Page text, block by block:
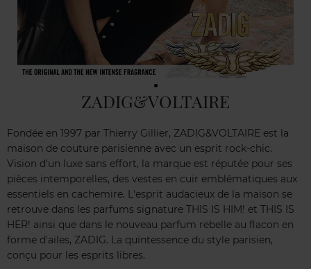
ZADIG&VOLTAIRE
Fondée en 1997 par Thierry Gillier, ZADIG&VOLTAIRE est la
maison de couture parisienne avec un esprit rock-chic.
Vision d'un luxe sans effort, la marque est réputée pour ses
pièces intemporelles, des vestes en cuir emblématiques aux
essentiels en cachemire. L'esprit audacieux de la maison se
retrouve dans les parfums signature THIS IS HIM! et THIS IS
HER! ainsi que dans le nouveau parfum rebelle au flacon en
forme d'ailes, ZADIG. La quintessence du style parisien,
conçu pour les esprits libres.